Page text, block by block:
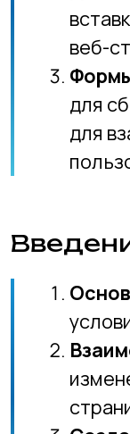
сайтов,
Работа